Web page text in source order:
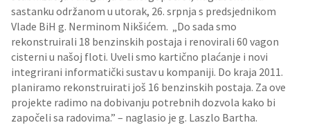
sastanku održanom u utorak, 26. srpnja s predsjednikom
Vlade BiH g. Nerminom Nikšićem. „Do sada smo
rekonstruirali 18 benzinskih postaja i renovirali 60 vagon
cisterni u našoj floti. Uveli smo kartično plaćanje i novi
integrirani informatički sustav u kompaniji. Do kraja 2011.
planiramo rekonstruirati još 16 benzinskih postaja. Za ove
projekte radimo na dobivanju potrebnih dozvola kako bi
započeli sa radovima.” – naglasio je g. Laszlo Bartha.